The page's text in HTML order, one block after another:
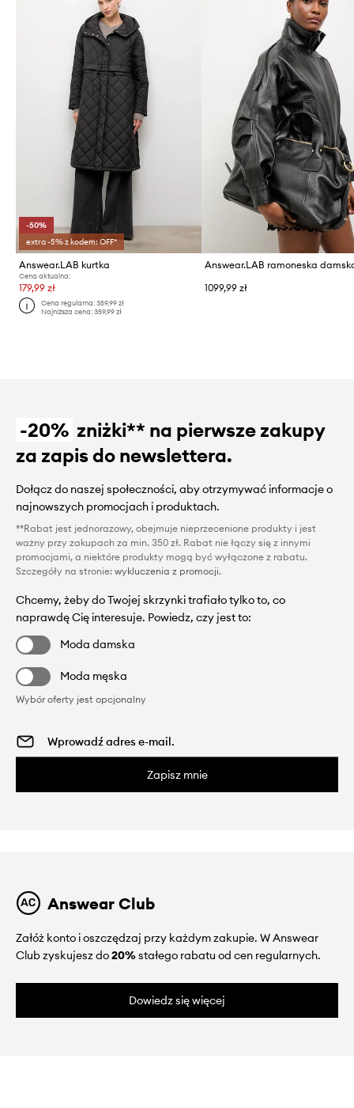
-50%
extra -5% z kodem: OFF*
Answear.LAB kurtka
Cena aktualna:
179,99 zł
Cena regularna:359,99 zł
Najniższa cena:359,99 zł
1099,99 zł
-20% zniżki** na pierwsze zakupy
za zapis do newslettera.
Dołącz do naszej społeczności, aby otrzymywać informacje o
najnowszych promocjach i produktach.
**Rabat jest jednorazowy, obejmuje nieprzecenione produkty i jest
ważny przy zakupach za min. 350 zł. Rabat nie łączy się z innymi
promocjami, a niektóre produkty mogą być wyłączone z rabatu.
Szczegóły na stronie: wykluczenia z promocji.
Chcemy, żeby do Twojej skrzynki trafiało tylko to, co
naprawdę Cię interesuje. Powiedz, czy jest to:
Moda damska
Moda męska
Wybór oferty jest opcjonalny
Zapisz mnie
Answear Club
Załóż konto i oszczędzaj przy każdym zakupie. W Answear
Club zyskujesz do20%stałego rabatu od cen regularnych.
Dowiedz się więcej